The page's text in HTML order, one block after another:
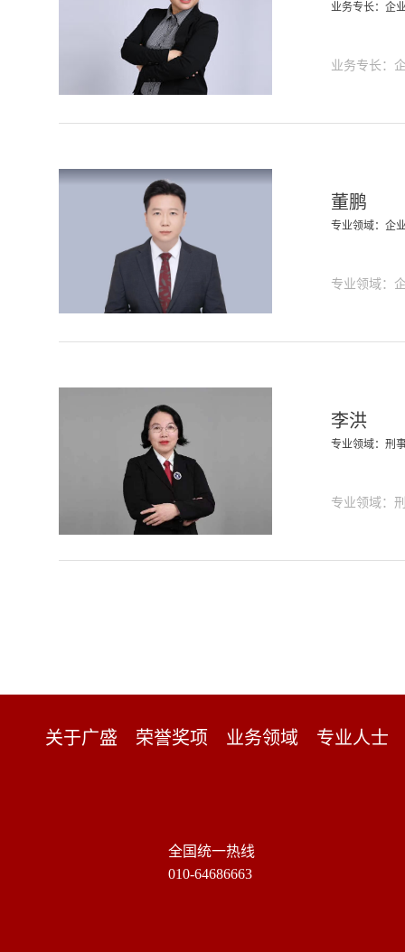
业务专长：企
业务专长：
董鹏
专业领域：企
专业领域：
李洪
专业领域：刑
专业领域：
关于广盛 荣誉奖项 业务领域 专业人士
全国统一热线
010-64686663